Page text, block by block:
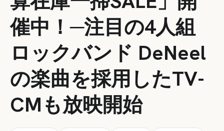
催中！─注目の4人組
ロックバンド DeNeel
の楽曲を採用したTV-
CMも放映開始